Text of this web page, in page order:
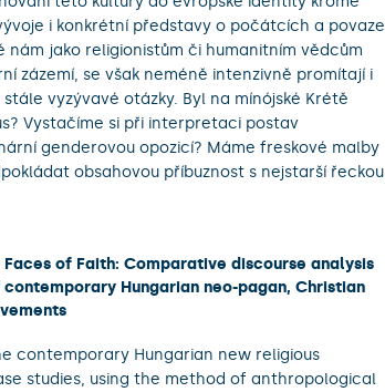
i konkrétní představy o počátcích a povaze
nám jako religionistům či humanitním vědcům
zázemí, se však neméně intenzivně promítají i
vyzývavé otázky. Byl na mínójské Krétě
Vystačíme si při interpretaci postav
genderovou opozicí? Máme freskové malby
obsahovou příbuznost s nejstarší řeckou
Faces of Faith: Comparative discourse analysis
Hungarian neo-pagan, Christian
contemporary Hungarian new religious
studies, using the method of anthropological